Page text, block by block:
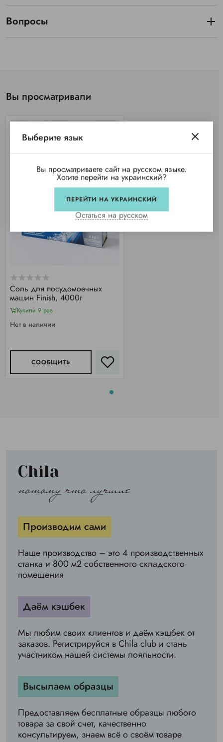
Вопросы
Вы просматривали
Соль для посудомоечных
машин Finish, 4000г
Купили 9 раз
Нет в наличии
СООБЩИТЬ
Chila
потому что лучшие
Производим сами
Наше производство – это 4 производственных
станка и 800 м2 собственного складского
помещения
Даём кэшбек
Мы любим своих клиентов и даём кэшбек от
заказов. Регистрируйся в Chila club и стань
участником нашей системы лояльности.
Высылаем образцы
Предоставляем бесплатные образцы любого
товара за свой счет, качественно
консультируем, знаем всё о своём товаре
Выберите язык
Вы просматриваете сайт на русском языке.
Хотите перейти на украинский?
ПЕРЕЙТИ НА УКРАИНСКИЙ
Остаться на русском